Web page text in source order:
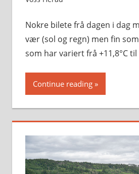
Nokre bilete frå dagen i dag
vær (sol og regn) men fin
som har variert frå +11,8°C til
Continue reading